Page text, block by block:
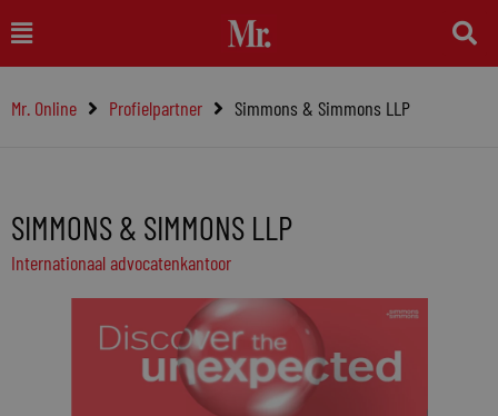
naar
inhoud
Main
Menu
Mr. Online Profielpartner Simmons & Simmons LLP
SIMMONS & SIMMONS LLP
Internationaal advocatenkantoor